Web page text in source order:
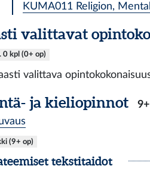
KUMA011 Religion,
valittavat
0 kpl (0+ op)
valittava
ja kieliopinnot
(9+ op)
tekstitaidot